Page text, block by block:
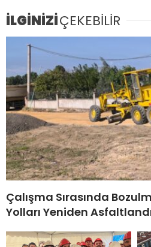
İLGİNİZİÇEKEBİLİR
Çalışma Sırasında
Yolları Yeniden